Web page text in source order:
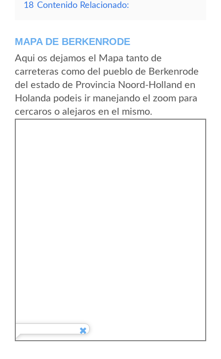
18 Contenido Relacionado:
MAPA DE BERKENRODE
Aqui os dejamos el Mapa tanto de
carreteras como del pueblo de Berkenrode
del estado de Provincia Noord-Holland en
Holanda podeis ir manejando el zoom para
cercaros o alejaros en el mismo.